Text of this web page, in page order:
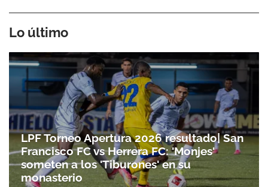
Lo último
LPF Torneo Apertura 2026 resultado| San
Francisco FC vs Herrera FC: 'Monjes'
someten a los 'Tiburones' en su
monasterio